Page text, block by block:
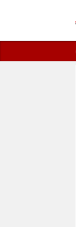
Hayati
Ölüm